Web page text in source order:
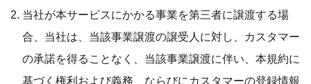
当社が本サービスにかかる事業を第三者に譲渡する場
合、当社は、当該事業譲渡の譲受人に対し、カスタマー
の承諾を得ることなく、当該事業譲渡に伴い、本規約に
基づく権利および義務、ならびにカスタマーの登録情報